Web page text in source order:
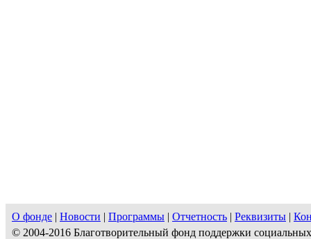
О фонде | Новости | Программы | Отчетность | Реквизиты |
© 2004-2016 Благотворительный фонд поддержки